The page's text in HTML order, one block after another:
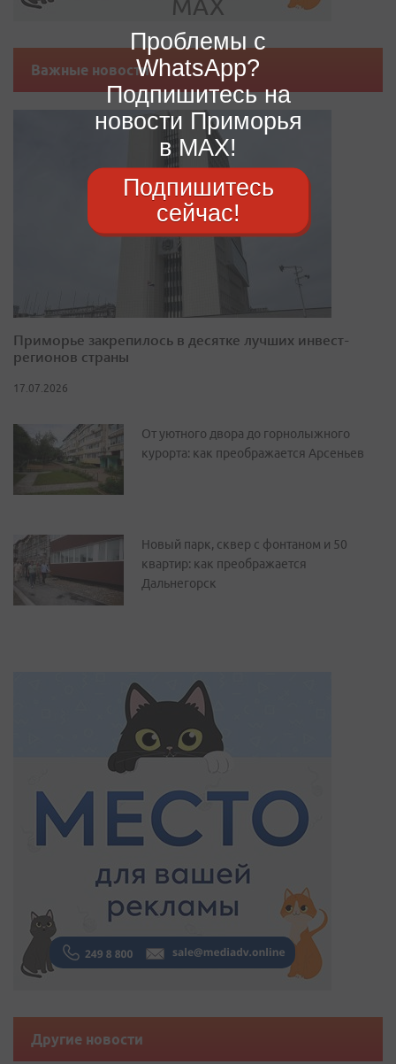
Важные новости
Приморье закрепилось в десятке лучших инвест-
регионов страны
17.07.2026
От уютного двора до горнолыжного
курорта: как преображается Арсеньев
Новый парк, сквер с фонтаном и 50
квартир: как преображается
Дальнегорск
Другие новости
Проблемы с
WhatsApp?
Подпишитесь на
новости Приморья
в MAX!
Подпишитесь
сейчас!